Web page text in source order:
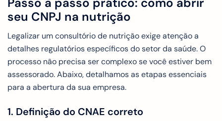
seu CNPJ na nutrição
Legalizar um consultório de nutrição exige atenção a
detalhes regulatórios específicos do setor da saúde. O
processo não precisa ser complexo se você estiver bem
assessorado. Abaixo, detalhamos as etapas essenciais
para a abertura da sua empresa.
1. Definição do CNAE correto